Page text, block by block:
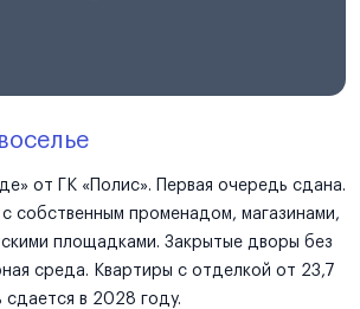
от ГК «Полис». Первая очередь сдана.
собственным променадом, магазинами,
площадками. Закрытые дворы без
среда. Квартиры с отделкой от 23,7
сдается в 2028 году.